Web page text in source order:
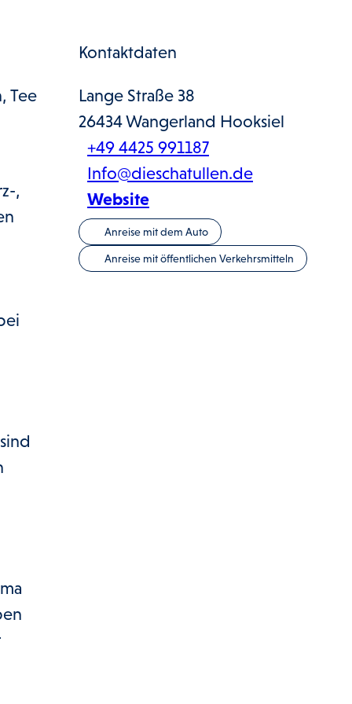
Tee
,
Kontaktdaten
Lange Straße 38
26434Wangerland Hooksiel
+49 4425 991187
Info@dieschatullen.de
Website
Anreise mit dem Auto
Anreise mit öffentlichen Verkehrsmitteln